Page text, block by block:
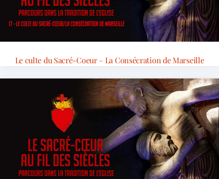
Le culte du Sacré-Coeur – La Consécration de Marseille